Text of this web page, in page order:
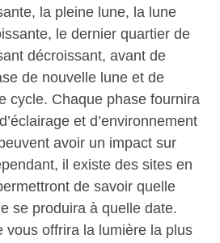
la pleine lune, la lune
le dernier quartier de
décroissant, avant de
de nouvelle lune et de
cycle. Chaque phase fournira
et d’environnement
avoir un impact sur
il existe des sites en
de savoir quelle
se produira à quelle date.
vous offrira la lumière la plus